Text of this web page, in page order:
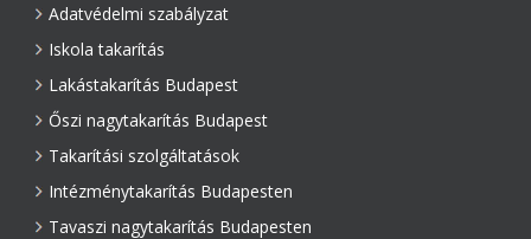
Adatvédelmi szabályzat
Iskola takarítás
Lakástakarítás Budapest
Őszi nagytakarítás Budapest
Takarítási szolgáltatások
Intézménytakarítás Budapesten
Tavaszi nagytakarítás Budapesten